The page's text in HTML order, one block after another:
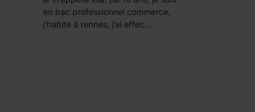
en bac professionnel commerce,
j’habite à rennes, j’ai effec...